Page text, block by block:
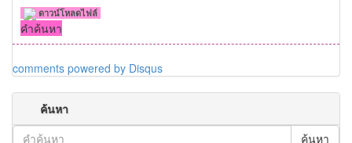
ดาวน์โหลดไฟล์
คำค้นหา
comments powered by Disqus
ค้นหา
ค้นหา